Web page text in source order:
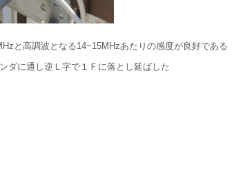
と高調波となる14~15MHzあたりの感度が良好である
ダに通し逆Ｌ字で１Ｆに落とし延ばした